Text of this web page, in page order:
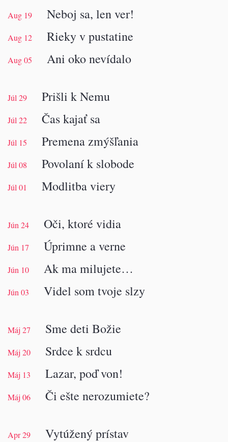
Aug 19 Neboj sa, len ver!
Aug 12 Rieky v pustatine
Aug 05 Ani oko nevídalo
Júl 29 Prišli k Nemu
Júl 22 Čas kajať sa
Júl 15 Premena zmýšľania
Júl 08 Povolaní k slobode
Júl 01 Modlitba viery
Jún 24 Oči, ktoré vidia
Jún 17 Úprimne a verne
Jún 10 Ak ma milujete…
Jún 03 Videl som tvoje slzy
Máj 27 Sme deti Božie
Máj 20 Srdce k srdcu
Máj 13 Lazar, poď von!
Máj 06 Či ešte nerozumiete?
Apr 29 Vytúžený prístav